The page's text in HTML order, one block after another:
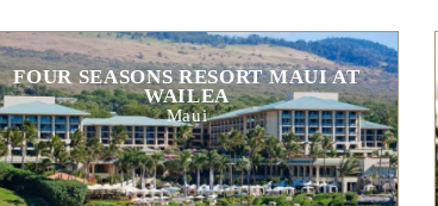
FOUR SEASONS RESORT MAUI AT
WAILEA
Maui